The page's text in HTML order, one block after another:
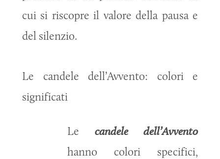
cui si riscopre il valore della pausa e
del silenzio.
Le candele dell’Avvento: colori e
significati
Le candele dell’Avvento
hanno colori specifici,